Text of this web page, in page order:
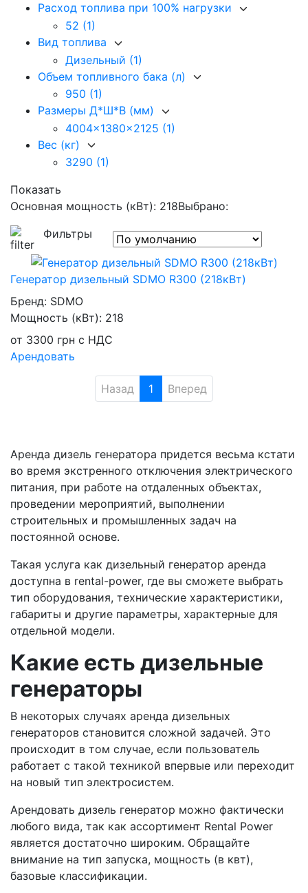
Расход топлива при 100% нагрузки
52 (1)
Вид топлива
Дизельный (1)
Объем топливного бака (л)
950 (1)
Размеры Д*Ш*В (мм)
4004x1380x2125 (1)
Вес (кг)
3290 (1)
Показать
Основная мощность (кВт): 218Выбрано:
Фильтры
Генератор дизельный SDMO R300 (218кВт)
Бренд: SDMO
Мощность (кВт): 218
от 3300 грн с НДС
Арендовать
Назад 1 Вперед
Аренда дизель генератора придется весьма кстати
во время экстренного отключения электрического
питания, при работе на отдаленных объектах,
проведении мероприятий, выполнении
строительных и промышленных задач на
постоянной основе.
Такая услуга как дизельный генератор аренда
доступна в rental-power, где вы сможете выбрать
тип оборудования, технические характеристики,
габариты и другие параметры, характерные для
отдельной модели.
Какие есть дизельные
генераторы
В некоторых случаях аренда дизельных
генераторов становится сложной задачей. Это
происходит в том случае, если пользователь
работает с такой техникой впервые или переходит
на новый тип электросистем.
Арендовать дизель генератор можно фактически
любого вида, так как ассортимент Rental Power
является достаточно широким. Обращайте
внимание на тип запуска, мощность (в квт),
базовые классификации.